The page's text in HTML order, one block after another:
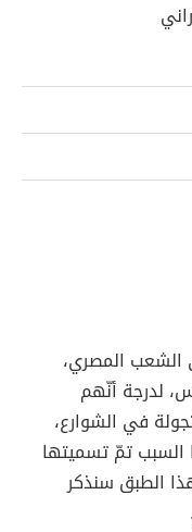
الشعب المصري،
لدرجة أنّهم
في الشوارع،
السبب تمّ تسميتها
الطبق سنذكر